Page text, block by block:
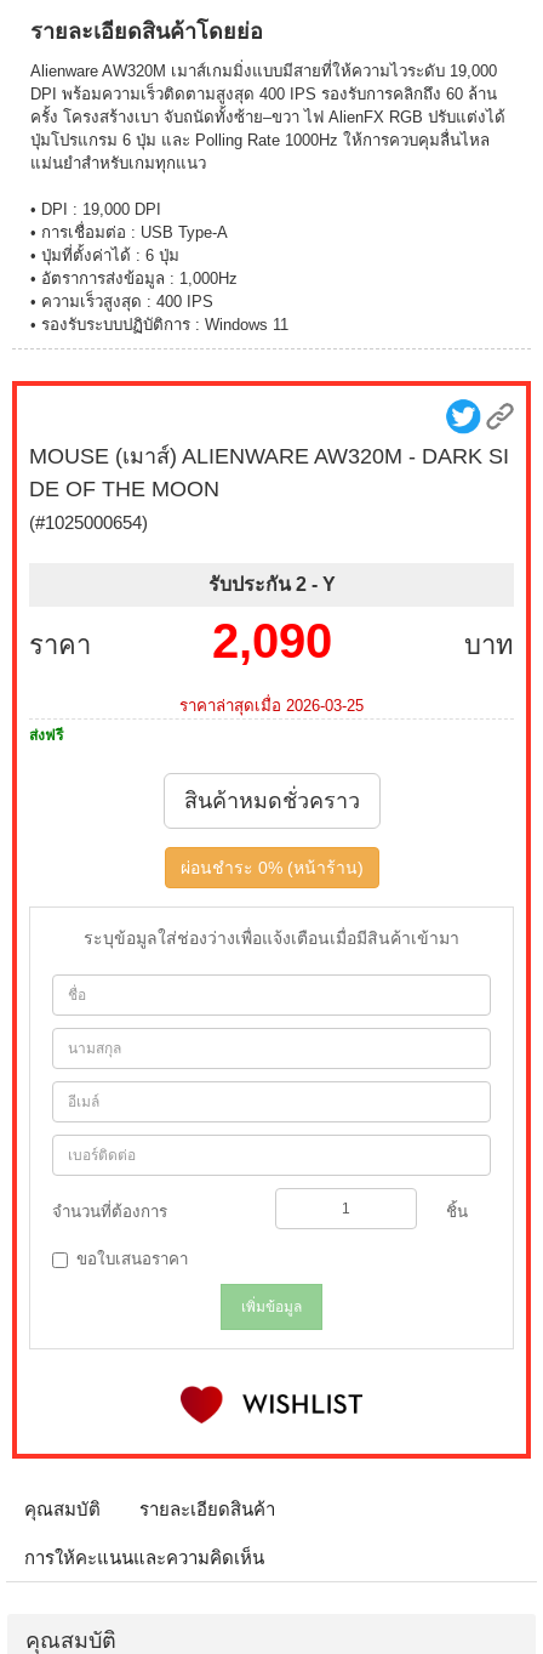
รายละเอียดสินค้าโดยย่อ
Alienware AW320M เมาส์เกมมิ่งแบบมีสายที่ให้ความไวระดับ 19,000
DPI พร้อมความเร็วติดตามสูงสุด 400 IPS รองรับการคลิกถึง 60 ล้าน
ครั้ง โครงสร้างเบา จับถนัดทั้งซ้าย–ขวา ไฟ AlienFX RGB ปรับแต่งได้
ปุ่มโปรแกรม 6 ปุ่ม และ Polling Rate 1000Hz ให้การควบคุมลื่นไหล
แม่นยำสำหรับเกมทุกแนว
• DPI : 19,000 DPI
• การเชื่อมต่อ : USB Type-A
• ปุ่มที่ตั้งค่าได้ : 6 ปุ่ม
• อัตราการส่งข้อมูล : 1,000Hz
• ความเร็วสูงสุด : 400 IPS
• รองรับระบบปฏิบัติการ : Windows 11
MOUSE (เมาส์) ALIENWARE AW320M - DARK SI
DE OF THE MOON
(#1025000654)
รับประกัน 2 - Y
ราคา บาท
2,090
ราคาล่าสุดเมื่อ 2026-03-25
ส่งฟรี
สินค้าหมดชั่วคราว
ผ่อนชำระ 0% (หน้าร้าน)
ระบุข้อมูลใส่ช่องว่างเพื่อแจ้งเตือนเมื่อมีสินค้าเข้ามา
จำนวนที่ต้องการ ชิ้น
ขอใบเสนอราคา
เพิ่มข้อมูล
คุณสมบัติ รายละเอียดสินค้า
การให้คะแนนและความคิดเห็น
คุณสมบัติ